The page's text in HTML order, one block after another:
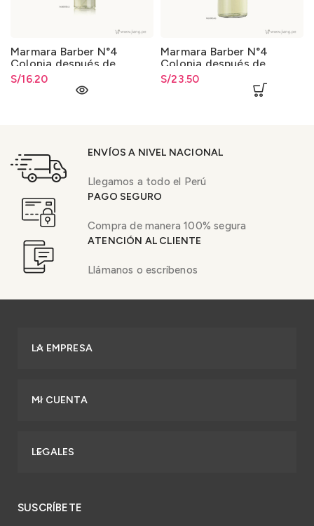
Marmara Barber N°4
Colonia después de
Afeitar 250ml.
S/16.20
Marmara Barber N°4
Colonia después de
Afeitar 500ml.
S/23.50
ENVÍOS A NIVEL NACIONAL
Llegamos a todo el Perú
PAGO SEGURO
Compra de manera 100% segura
ATENCIÓN AL CLIENTE
Llámanos o escríbenos
LA EMPRESA
MI CUENTA
LEGALES
SUSCRÍBETE